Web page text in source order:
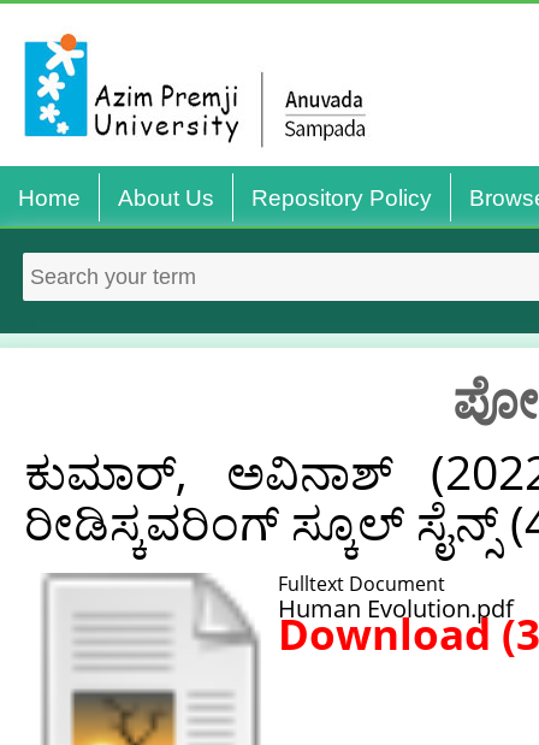
Home About Us Repository Policy
ಕುಮಾರ್‌, ಅವಿನಾಶ್‌
ರೀಡಿಸ್ಕವರಿಂಗ್ ಸ್ಕೂಲ್ ಸೈನ್ಸ್
Fulltext Document
Human Evolution.pdf
Download